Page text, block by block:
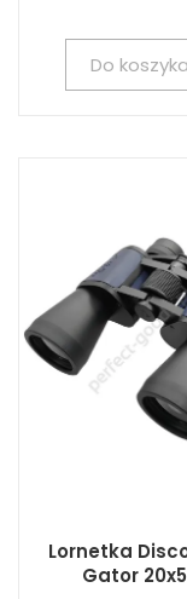
Do koszyka
Lornetka
Gator